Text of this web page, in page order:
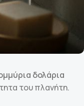
δολάρια
του πλανήτη.